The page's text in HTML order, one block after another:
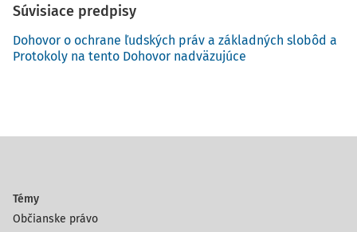
Súvisiace predpisy
Dohovor o ochrane ľudských práv a základných slobôd a
Protokoly na tento Dohovor nadväzujúce
Témy
Občianske právo